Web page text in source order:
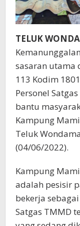
TELUK
sasaran utama
113 Kodim
Personel
bantu
Kampung
Teluk
(04/06/2022).
Kampung
adalah pesisir
bekerja
Satgas TMMD